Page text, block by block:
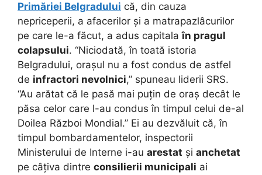
Primăriei Belgradului că, din cauza
nepriceperii, a afacerilor și a matrapazlâcurilor
pe care le-a făcut, a adus capitalaîn pragul
colapsului. “Niciodată, în toată istoria
Belgradului, orașul nu a fost condus de astfel
de infractori nevolnici,” spuneau liderii SRS.
“Au arătat că le pasă mai puțin de oraș decât le
păsa celor care l-au condus în timpul celui de-al
Doilea Război Mondial.” Ei au dezvăluit că, în
timpul bombardamentelor, inspectorii
Ministerului de Interne i-au arestat și anchetat
pe câțiva dintre consilierii municipali ai